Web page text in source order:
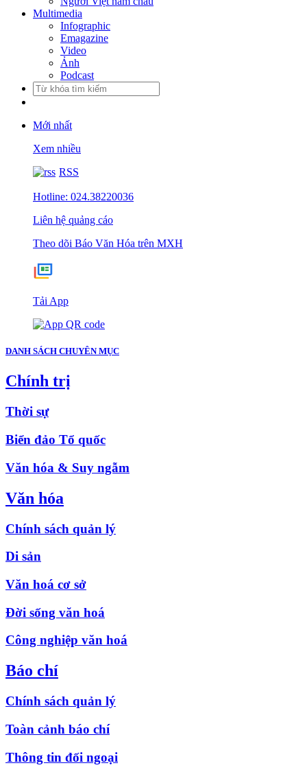
Multimedia
Infographic
Emagazine
Video
Ảnh
Podcast
Mới nhất
Xem nhiều
RSS
Hotline: 024.38220036
Liên hệ quảng cáo
Theo dõi Báo Văn Hóa trên MXH
Tải App
DANH SÁCH CHUYÊN MỤC
Chính trị
Thời sự
Biển đảo Tổ quốc
Văn hóa & Suy ngẫm
Văn hóa
Chính sách quản lý
Di sản
Văn hoá cơ sở
Đời sống văn hoá
Công nghiệp văn hoá
Báo chí
Chính sách quản lý
Toàn cảnh báo chí
Thông tin đối ngoại